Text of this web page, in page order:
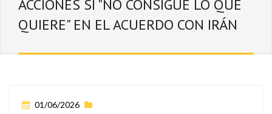
ACCIONES SI "NO CONSIGUE LO QUE
QUIERE" EN EL ACUERDO CON IRÁN
01/06/2026